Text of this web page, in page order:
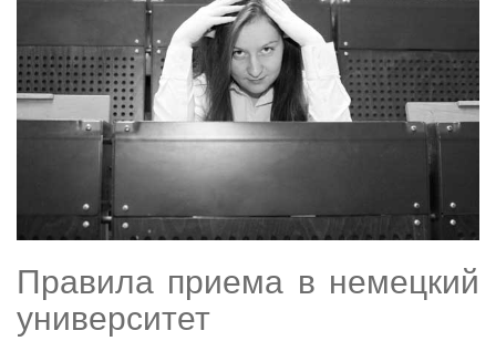
Правила приема в немецкий
университет